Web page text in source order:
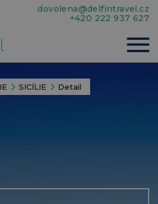
dovolena@delfintravel.cz
+420 222 937 627
SICÍLIE Detail